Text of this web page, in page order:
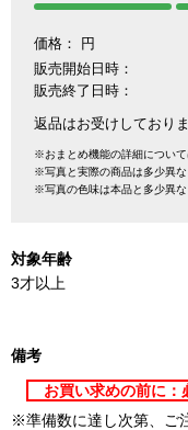
価格： 円
販売開始日時：
販売終了日時：
返品はお受けしており
※おまとめ機能の詳細について
※写真と実際の商品は多少異な
※写真の色味は本品と多少異な
対象年齢
3才以上
備考
お買い求めの前に：
※準備数に達し次第、ご